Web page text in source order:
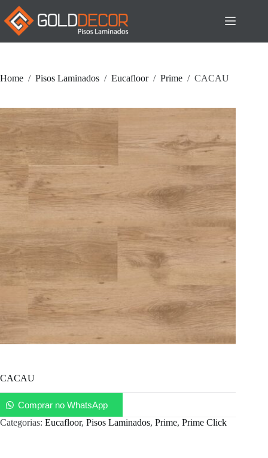
Pular
para
conteúdo
Home / Pisos Laminados / Eucafloor / Prime / CACAU
CACAU
Comprar no WhatsApp
Categorias: Eucafloor, Pisos Laminados, Prime, Prime Click